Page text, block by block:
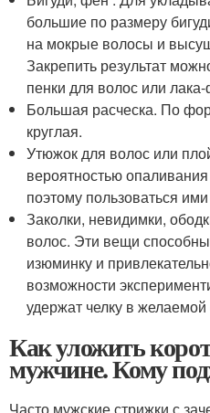
большие по размеру
на мокрые волосы и
Закрепить результат
пенки для волос или
Большая расческа. По
круглая.
Утюжок для волос или
вероятностью
поэтому пользоваться
Заколки, невидимки,
волос. Эти вещи
изюминку и
возможности
удержат челку в
Как уложить
мужчине. Кому
Часто мужские стрижки с